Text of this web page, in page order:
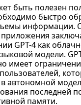
быть полезен
быстро
информации.
GPT-4 как
модели.
имеет
в автономной
последней
памяти.